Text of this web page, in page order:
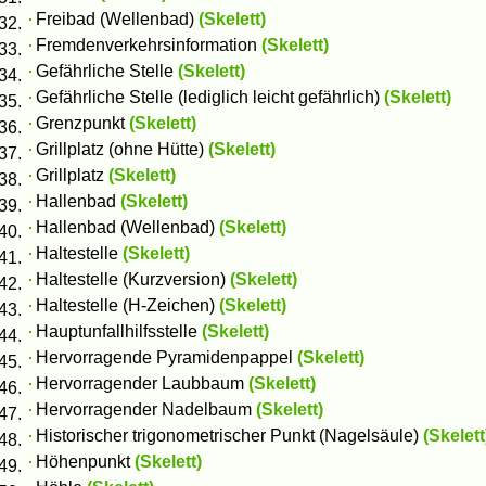
Freibad (Wellenbad) (Skelett)
Fremdenverkehrsinformation (Skelett)
Gefährliche Stelle (Skelett)
Gefährliche Stelle (lediglich leicht gefährlich) (Skelett)
Grenzpunkt(Skelett)
Grillplatz (ohne Hütte) (Skelett)
Grillplatz (Skelett)
Hallenbad (Skelett)
Hallenbad (Wellenbad) (Skelett)
Haltestelle (Skelett)
Haltestelle (Kurzversion) (Skelett)
Haltestelle (H-Zeichen) (Skelett)
Hauptunfallhilfsstelle (Skelett)
Hervorragende Pyramidenpappel (Skelett)
Hervorragender Laubbaum (Skelett)
Hervorragender Nadelbaum (Skelett)
Historischer trigonometrischer Punkt (Nagelsäule)
Höhenpunkt(Skelett)